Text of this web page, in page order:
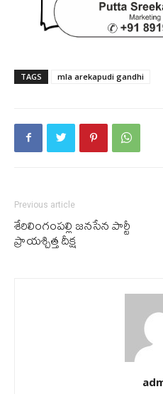
TAGS mla arekapudi gandhi
Previous article
శేరిలింగంపల్లి జనసేన పార్టీ
ప్రాయశ్చిత్త దీక్ష